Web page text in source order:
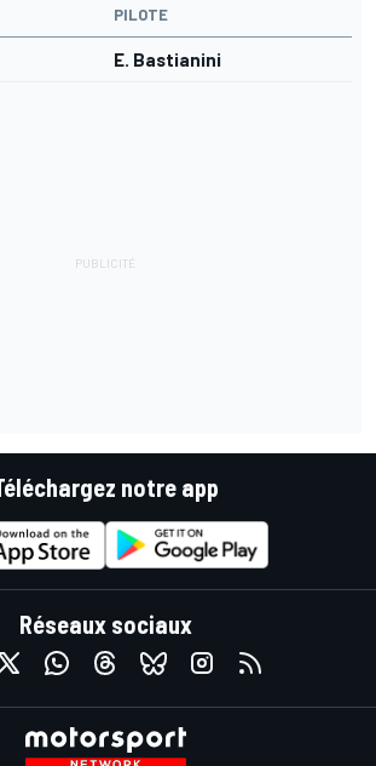
PILOTE
E. Bastianini
notre app
Réseaux sociaux